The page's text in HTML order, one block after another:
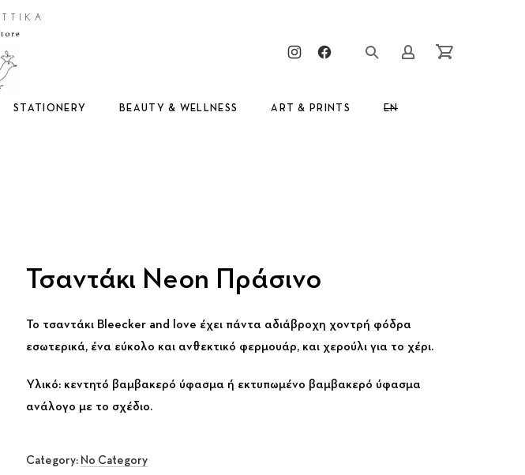
New Window
New Window
STATIONERY BEAUTY & WELLNESS ART & PRINTS EN
Τσαντάκι Neon Πράσινο
Το τσαντάκι Bleecker and love έχει πάντα αδιάβροχη χοντρή φόδρα
εσωτερικά, ένα εύκολο και ανθεκτικό φερμουάρ, και χερούλι για το χέρι.
Υλικό: κεντητό βαμβακερό ύφασμα ή εκτυπωμένο βαμβακερό ύφασμα
ανάλογο με το σχέδιο.
Category: No Category